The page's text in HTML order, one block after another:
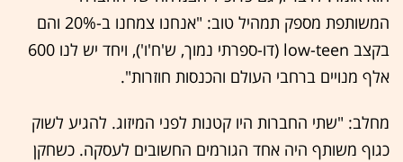
המשותפת מספק תמהיל טוב: "אנחנו צמחנו ב-20% והם
בקצב low-teen (דו-ספרתי נמוך, ש'ח'ו'), ויחד יש לנו 600
אלף מנויים ברחבי העולם והכנסות חוזרות".
מחלב: "שתי החברות היו קטנות לפני המיזוג. להגיע לשוק
כגוף משותף היה אחד הגורמים החשובים לעסקה. כשחקן